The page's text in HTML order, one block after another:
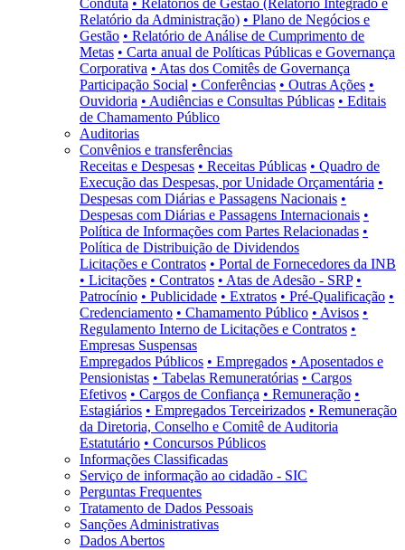
Conduta • Relatórios de Gestão (Relatório Integrado e
Relatório da Administração) • Plano de Negócios e
Gestão • Relatório de Análise de Cumprimento de
Metas • Carta anual de Políticas Públicas e Governança
Corporativa • Atas dos Comitês de Governança
Participação Social • Conferências • Outras Ações •
Ouvidoria • Audiências e Consultas Públicas • Editais
de Chamamento Público
Auditorias
Convênios e transferências
Receitas e Despesas • Receitas Públicas • Quadro de
Execução das Despesas, por Unidade Orçamentária •
Despesas com Diárias e Passagens Nacionais •
Despesas com Diárias e Passagens Internacionais •
Política de Informações com Partes Relacionadas •
Política de Distribuição de Dividendos
Licitações e Contratos • Portal de Fornecedores da INB
• Licitações • Contratos • Atas de Adesão - SRP •
Patrocínio • Publicidade • Extratos • Pré-Qualificação •
Credenciamento • Chamamento Público • Avisos •
Regulamento Interno de Licitações e Contratos •
Empresas Suspensas
Empregados Públicos • Empregados • Aposentados e
Pensionistas • Tabelas Remuneratórias • Cargos
Efetivos • Cargos de Confiança • Remuneração •
Estagiários • Empregados Terceirizados • Remuneração
da Diretoria, Conselho e Comitê de Auditoria
Estatutário • Concursos Públicos
Informações Classificadas
Serviço de informação ao cidadão - SIC
Perguntas Frequentes
Tratamento de Dados Pessoais
Sanções Administrativas
Dados Abertos